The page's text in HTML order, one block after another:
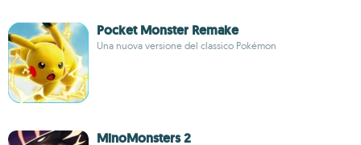
Pocket Monster Remake
Una nuova versione del classico Pokémon
MinoMonsters 2